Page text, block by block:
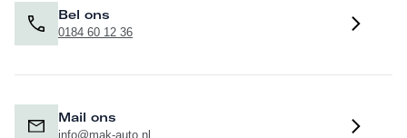
Bel ons
0184 60 12 36
Mail ons
info@mak-auto.nl